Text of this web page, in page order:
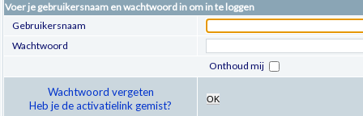
Voer je gebruikersnaam en wachtwoord in om in te loggen
Gebruikersnaam
Wachtwoord
Onthoud mij
Wachtwoord vergeten
Heb je de activatielink gemist?
OK